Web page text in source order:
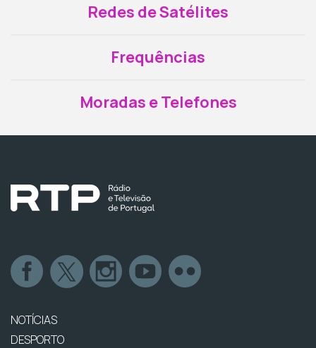
Redes de Satélites
Frequências
Moradas e Telefones
NOTÍCIAS
DESPORTO